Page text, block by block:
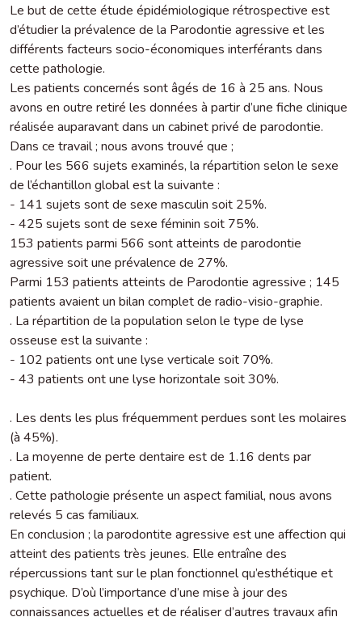
Le but de cette étude épidémiologique rétrospective est
d’étudier la prévalence de la Parodontie agressive et les
différents facteurs socio-économiques interférants dans
cette pathologie.
Les patients concernés sont âgés de 16 à 25 ans. Nous
avons en outre retiré les données à partir d’une fiche clinique
réalisée auparavant dans un cabinet privé de parodontie.
Dans ce travail ; nous avons trouvé que ;
. Pour les 566 sujets examinés, la répartition selon le sexe
de l’échantillon global est la suivante :
- 141 sujets sont de sexe masculin soit 25%.
- 425 sujets sont de sexe féminin soit 75%.
153 patients parmi 566 sont atteints de parodontie
agressive soit une prévalence de 27%.
Parmi 153 patients atteints de Parodontie agressive ; 145
patients avaient un bilan complet de radio-visio-graphie.
. La répartition de la population selon le type de lyse
osseuse est la suivante :
- 102 patients ont une lyse verticale soit 70%.
- 43 patients ont une lyse horizontale soit 30%.
. Les dents les plus fréquemment perdues sont les molaires
(à 45%).
. La moyenne de perte dentaire est de 1.16 dents par
patient.
. Cette pathologie présente un aspect familial, nous avons
relevés 5 cas familiaux.
En conclusion ; la parodontite agressive est une affection qui
atteint des patients très jeunes. Elle entraîne des
répercussions tant sur le plan fonctionnel qu’esthétique et
psychique. D’où l’importance d’une mise à jour des
connaissances actuelles et de réaliser d’autres travaux afin